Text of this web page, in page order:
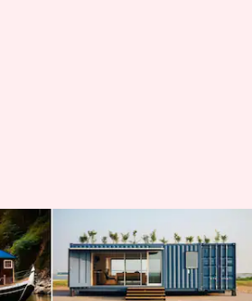
menjadi harta:
daur ulang yang